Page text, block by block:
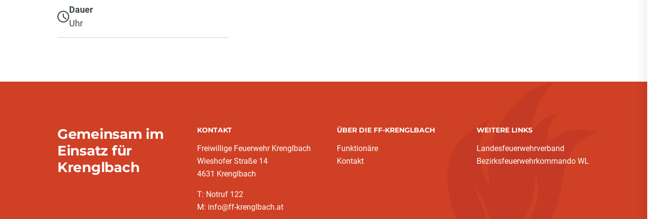
Dauer
Uhr
Gemeinsam im
Einsatz für
Krenglbach
KONTAKT
Freiwillige Feuerwehr Krenglbach
Wieshofer Straße 14
4631 Krenglbach
T: Notruf 122
M: info@ff-krenglbach.at
ÜBER DIE FF-KRENGLBACH
Funktionäre
Kontakt
WEITERE LINKS
Landesfeuerwehrverband
Bezirksfeuerwehrkommando WL